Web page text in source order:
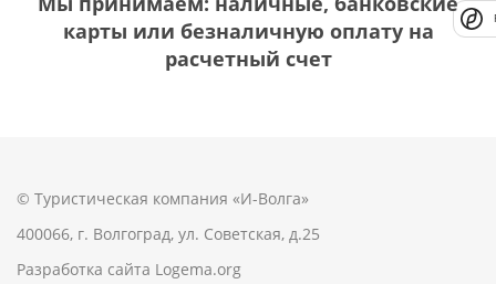
карты или безналичную оплату на
расчетный счет
© Туристическая компания «И-Волга»
400066, г. Волгоград, ул. Советская, д.25
Разработка сайта Logema.org